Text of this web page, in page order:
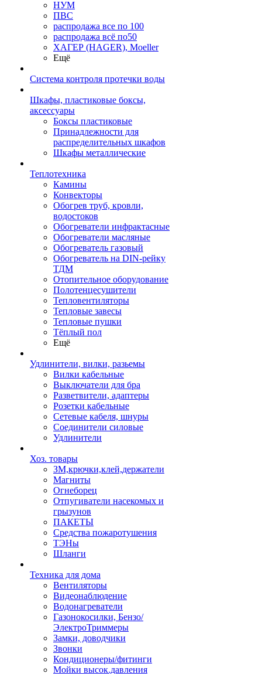
НУМ
ПВС
распродажа все по 100
распродажа всё по50
ХАГЕР (HAGER), Moeller
Ещё
Система контроля протечки воды
Шкафы, пластиковые боксы,
аксессуары
Боксы пластиковые
Принадлежности для
распределительных шкафов
Шкафы металлические
Теплотехника
Камины
Конвекторы
Обогрев труб, кровли,
водостоков
Обогреватели инфрактасные
Обогреватели масляные
Обогреватель газовый
Обогреватель на DIN-рейку
ТДМ
Отопительное оборудование
Полотенцесушители
Тепловентиляторы
Тепловые завесы
Тепловые пушки
Тёплый пол
Ещё
Удлинители, вилки, разьемы
Вилки кабельные
Выключатели для бра
Разветвители, адаптеры
Розетки кабельные
Сетевые кабеля, шнуры
Соединители силовые
Удлинители
Хоз. товары
ЗМ,крючки,клей,держатели
Магниты
Огнеборец
Отпугиватели насекомых и
грызунов
ПАКЕТЫ
Средства пожаротушения
ТЭНы
Шланги
Техника для дома
Вентиляторы
Видеонаблюдение
Водонагреватели
Газонокосилки, Бензо/
ЭлектроТриммеры
Замки, доводчики
Звонки
Кондиционеры/фитинги
Мойки высок.давления